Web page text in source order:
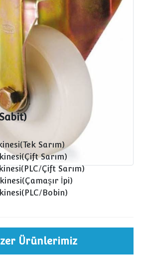
Sarım)
Sarım)
Çift Sarım)
İpi)
Bobin)
Ürünlerimiz